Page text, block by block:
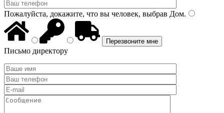
Пожалуйста, докажите, что вы человек, выбрав Дом.
Письмо директору